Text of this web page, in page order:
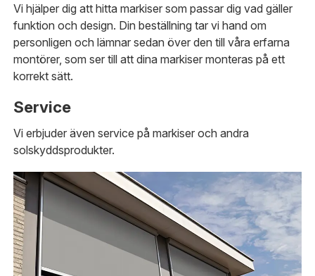
Vi hjälper dig att hitta markiser som passar dig vad gäller
funktion och design. Din beställning tar vi hand om
personligen och lämnar sedan över den till våra erfarna
montörer, som ser till att dina markiser monteras på ett
korrekt sätt.
Service
Vi erbjuder även service på markiser och andra
solskyddsprodukter.